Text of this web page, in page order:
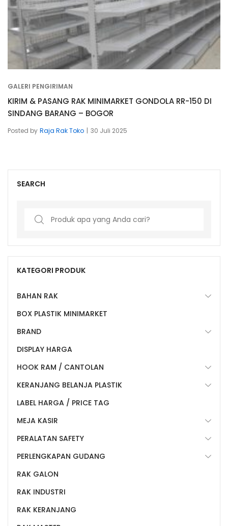
GALERI PENGIRIMAN
KIRIM & PASANG RAK MINIMARKET GONDOLA RR-150 DI
SINDANG BARANG – BOGOR
Posted by Raja Rak Toko 30 Juli 2025
SEARCH
Search
KATEGORI PRODUK
BAHAN RAK
BOX PLASTIK MINIMARKET
BRAND
DISPLAY HARGA
HOOK RAM / CANTOLAN
KERANJANG BELANJA PLASTIK
LABEL HARGA / PRICE TAG
MEJA KASIR
PERALATAN SAFETY
PERLENGKAPAN GUDANG
RAK GALON
RAK INDUSTRI
RAK KERANJANG